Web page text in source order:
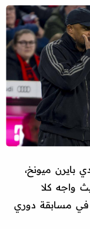
بايرن ميونخ،
واجه كلا
في مسابقة دوري